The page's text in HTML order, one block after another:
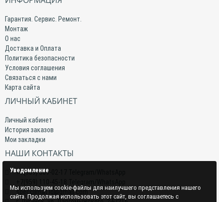
Гарантия. Сервис. Ремонт.
Монтаж
О нас
Доставка и Оплата
Политика безопасности
Условия соглашения
Связаться с нами
Карта сайта
ЛИЧНЫЙ КАБИНЕТ
Личный кабинет
История заказов
Мои закладки
НАШИ КОНТАКТЫ
+7(959) 509-02-17 Telegram/WhatsApp
specclimat.lg@gmail.com
Уведомление
Мы используем cookie-файлы для наилучшего представления нашего
сайта. Продолжая использовать этот сайт, вы соглашаетесь с